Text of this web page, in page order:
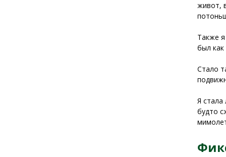
живот,
Также
был
Стало
Я
будто